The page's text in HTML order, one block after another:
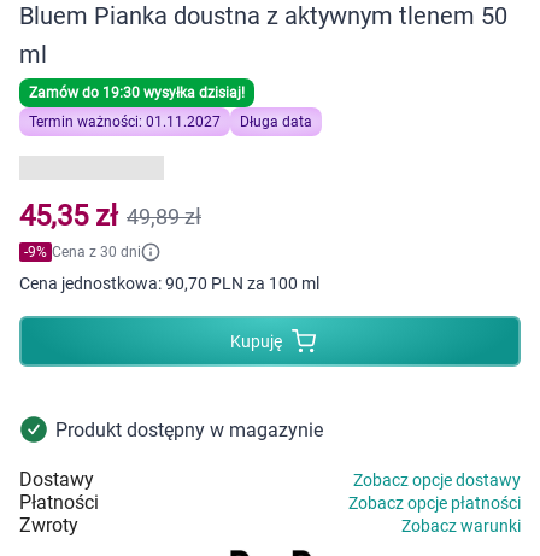
Zdrowie
Kobieta w ciąży i mama
Higiena
Kosmetyki
Zdrowy styl życia
Zabawki
Sprzęt medyczny
Bluem Pianka doustna z aktywnym tlenem 50
ml
Zamów do 19:30 wysyłka dzisiaj!
Termin ważności: 01.11.2027
Długa data
45,35 zł 49,89 zł
-9% Cena z 30 dni
Cena jednostkowa:90,70 PLN za 100 ml
Kupuję
Produkt dostępny w magazynie
Dostawy Zobacz opcje dostawy
Płatności Zobacz opcje płatności
Zwroty Zobacz warunki